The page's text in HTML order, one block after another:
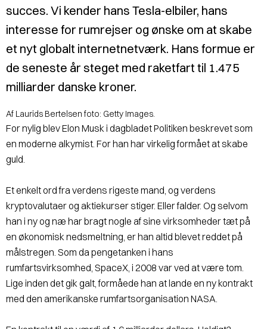
succes. Vi kender hans Tesla-elbiler, hans
interesse for rumrejser og ønske om at skabe
et nyt globalt internetnetværk. Hans formue er
de seneste år steget med raketfart til 1.475
milliarder danske kroner.
Af Laurids Bertelsen foto: Getty Images.
For nylig blev Elon Musk i dagbladet Politiken beskrevet som
en moderne alkymist. For han har virkelig formået at skabe
guld.
Et enkelt ord fra verdens rigeste mand, og verdens
kryptovalutaer og aktiekurser stiger. Eller falder. Og selvom
han i ny og næ har bragt nogle af sine virksomheder tæt på
en økonomisk nedsmeltning, er han altid blevet reddet på
målstregen. Som da pengetanken i hans
rumfartsvirksomhed, SpaceX, i 2008 var ved at være tom.
Lige inden det gik galt, formåede han at lande en ny kontrakt
med den amerikanske rumfartsorganisation NASA.